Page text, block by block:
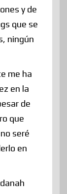
y de
que se
ningún
me ha
en la
de
que
seré
en